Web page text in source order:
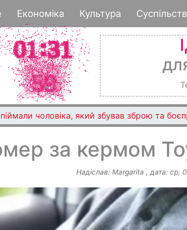
до
основного
Економіка Культура
06/08/2026 - 18:47
за кермом
Надіслав: Margarita , дата: ср,